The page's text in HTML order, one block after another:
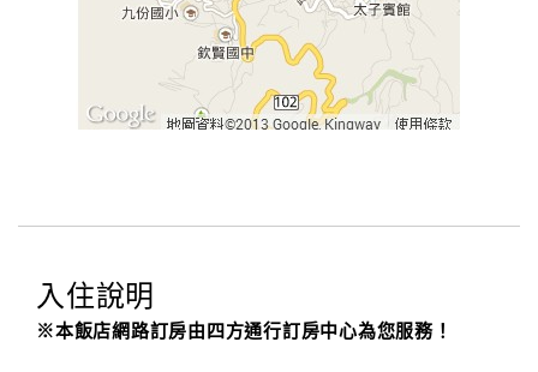
入住說明
※本飯店網路訂房由四方通行訂房中心為您服務！